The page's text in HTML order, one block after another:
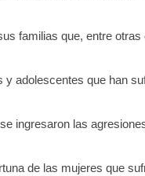
familias que, entre otras
y adolescentes que han
ingresaron las
de las mujeres que